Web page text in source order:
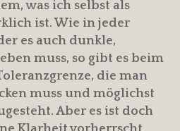
was ich selbst als
ist. Wie in jeder
es auch dunkle,
muss, so gibt es beim
die man
muss und möglichst
Aber es ist doch